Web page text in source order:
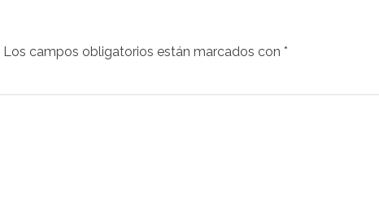
Los campos obligatorios están marcados con *